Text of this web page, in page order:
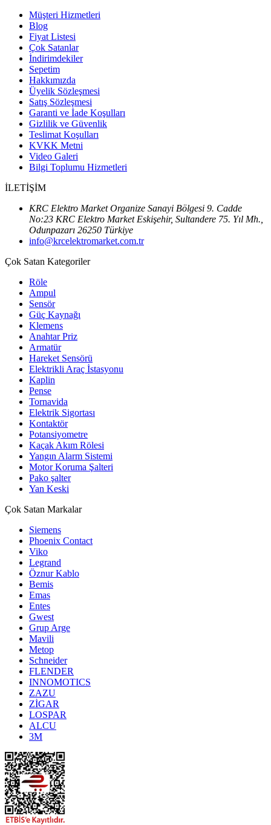
Müşteri Hizmetleri
Blog
Fiyat Listesi
Çok Satanlar
İndirimdekiler
Sepetim
Hakkımızda
Üyelik Sözleşmesi
Satış Sözleşmesi
Garanti ve İade Koşulları
Gizlilik ve Güvenlik
Teslimat Koşulları
KVKK Metni
Video Galeri
Bilgi Toplumu Hizmetleri
İLETİŞİM
KRC Elektro Market Organize Sanayi Bölgesi 9. Cadde
No:23 KRC Elektro Market Eskişehir, Sultandere 75. Yıl Mh.,
Odunpazarı 26250 Türkiye
info@krcelektromarket.com.tr
Çok Satan Kategoriler
Röle
Ampul
Sensör
Güç Kaynağı
Klemens
Anahtar Priz
Armatür
Hareket Sensörü
Elektrikli Araç İstasyonu
Kaplin
Pense
Tornavida
Elektrik Sigortası
Kontaktör
Potansiyometre
Kaçak Akım Rölesi
Yangın Alarm Sistemi
Motor Koruma Şalteri
Pako şalter
Yan Keski
Çok Satan Markalar
Siemens
Phoenix Contact
Viko
Legrand
Öznur Kablo
Bemis
Emas
Entes
Gwest
Grup Arge
Mavili
Metop
Schneider
FLENDER
INNOMOTICS
ZAZU
ZİGAR
LOSPAR
ALCU
3M